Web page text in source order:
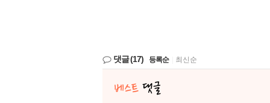
댓글(17) 등록순 최신순